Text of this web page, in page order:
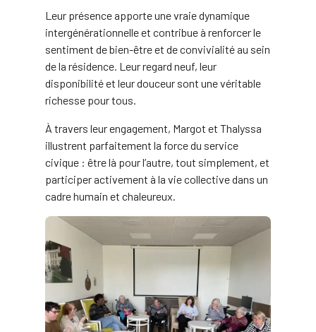
Leur présence apporte une vraie dynamique
intergénérationnelle et contribue à renforcer le
sentiment de bien-être et de convivialité au sein
de la résidence. Leur regard neuf, leur
disponibilité et leur douceur sont une véritable
richesse pour tous.
À travers leur engagement, Margot et Thalyssa
illustrent parfaitement la force du service
civique : être là pour l’autre, tout simplement, et
participer activement à la vie collective dans un
cadre humain et chaleureux.